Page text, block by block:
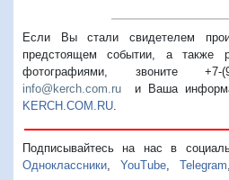
Если Вы стали свидетелем
предстоящем событии, а также
фотографиями, звоните +7-
info@kerch.com.ru и Ваша
KERCH.COM.RU
Подписывайтесь на нас в
Одноклассники
YouTube Telegram